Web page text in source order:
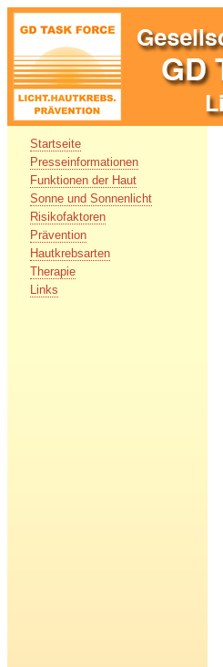
Startseite
Presseinformationen
Funktionen der Haut
Sonne und Sonnenlicht
Risikofaktoren
Prävention
Hautkrebsarten
Therapie
Links